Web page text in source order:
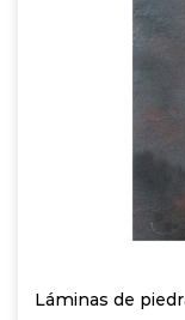
Láminas de